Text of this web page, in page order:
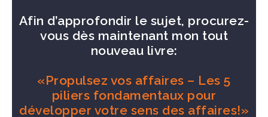
Afin d’approfondir le sujet, procurez-
vous dès maintenant mon tout
nouveau livre:
«Propulsez vos affaires – Les 5
piliers fondamentaux pour
développer votre sens des affaires!»